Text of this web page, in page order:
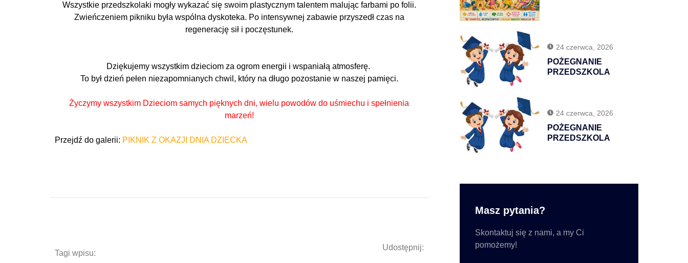
Wszystkie przedszkolaki mogły wykazać się swoim plastycznym talentem malując farbami po folii.
Zwieńczeniem pikniku była wspólna dyskoteka. Po intensywnej zabawie przyszedł czas na
regenerację sił i poczęstunek.
Dziękujemy wszystkim dzieciom za ogrom energii i wspaniałą atmosferę.
To był dzień pełen niezapomnianych chwil, który na długo pozostanie w naszej pamięci.
Życzymy wszystkim Dzieciom samych pięknych dni, wielu powodów do uśmiechu i spełnienia
marzeń!
Przejdź do galerii: PIKNIK Z OKAZJI DNIA DZIECKA
Tagi wpisu:
Udostępnij:
24 czerwca, 2026
POŻEGNANIE
PRZEDSZKOLA
24 czerwca, 2026
POŻEGNANIE
PRZEDSZKOLA
Masz pytania?
Skontaktuj się z nami, a my Ci
pomożemy!